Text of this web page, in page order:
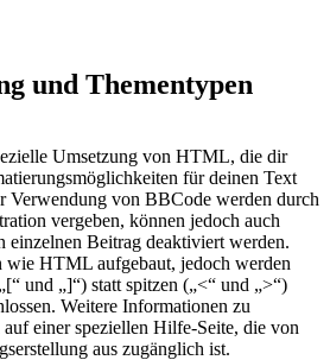
und Thementypen
Umsetzung von HTML, die dir
für deinen Text
Verwendung von BBCode werden durch
vergeben, können jedoch auch
einzelnen Beitrag deaktiviert werden.
wie HTML aufgebaut, jedoch werden
und „]“) statt spitzen („<“ und „>“)
Weitere Informationen zu
einer speziellen Hilfe-Seite, die von
aus zugänglich ist.